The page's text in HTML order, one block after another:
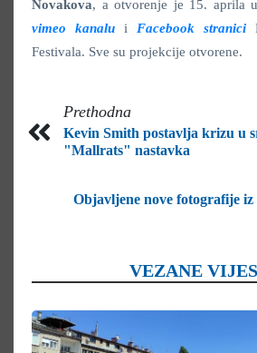
Novakova, a otvorenje je 15. aprila
vimeo kanalu i Facebook stranici
Festivala. Sve su projekcije otvorene.
Prethodna
Kevin Smith postavlja krizu u
"Mallrats" nastavka
Objavljene nove fotografije iz
VEZANE